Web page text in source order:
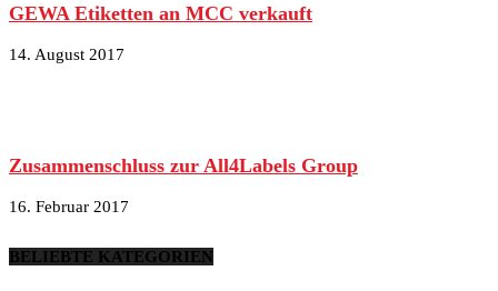
GEWA Etiketten an MCC verkauft
14. August 2017
Zusammenschluss zur All4Labels Group
16. Februar 2017
BELIEBTE KATEGORIEN